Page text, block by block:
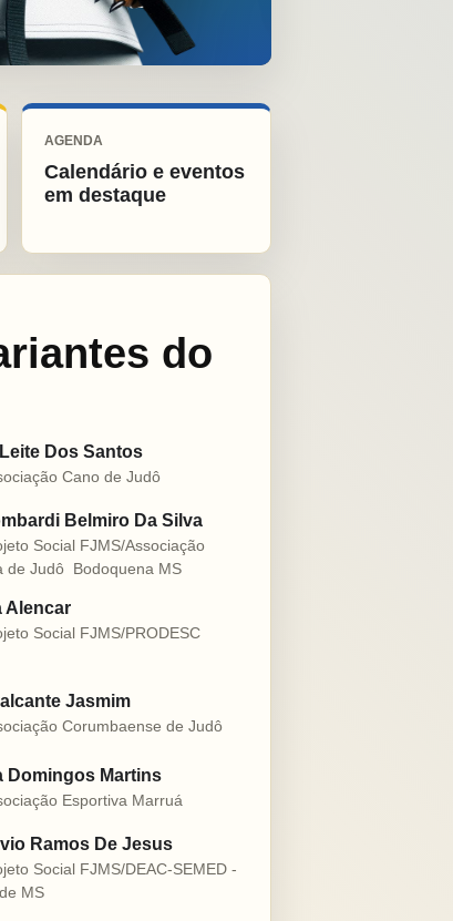
AGENDA
Calendário e eventos
em destaque
do
Dos Santos
Cano de Judô
Belmiro Da Silva
Social FJMS/Associação
de Judô  Bodoquena MS
Alencar
Social FJMS/PRODESC
Jasmim
Corumbaense de Judô
Domingos Martins
Esportiva Marruá
Ramos De Jesus
Social FJMS/DEAC-SEMED -
MS